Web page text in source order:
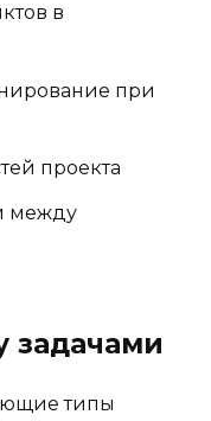
в
при
проекта
между
задачами
типы